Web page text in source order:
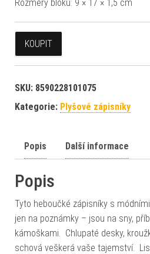
Rozměry bloků: 9 × 17 × 1,5 cm
KOUPIT
SKU: 8590228101075
Kategorie: Plyšové zápisníky
Popis Další informace
Popis
Tyto heboučké zápisníky s
jen na poznámky – jsou na sny,
kámoškami. Chlupaté desky,
schová veškerá vaše tajemství.